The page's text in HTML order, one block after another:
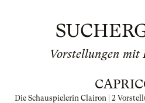
Vorstellungen mit
Die Schauspielerin Clairon | 2